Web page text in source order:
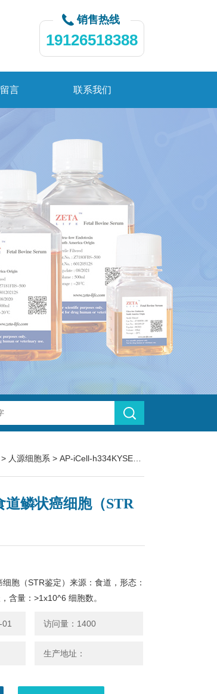
销售热线
19126518388
言 联系我们
> 人源细胞系 > AP-iCell-h334KYSE410人食道鳞状癌细胞（STR鉴定）
道鳞状癌细胞（STR
胞（STR鉴定）来源：食道，形态：
含量：>1x10^6 细胞数。
访问量：1400
生产地址：